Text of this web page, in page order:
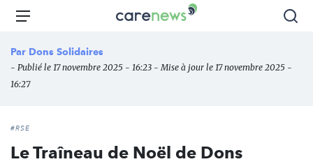
Aller
principal
Carenews,
des
Menu
Par Dons Solidaires
- Publié le 17 novembre 2025 - 16:23 - Mise à jour le 17 novembre 2025 -
16:27
#RSE
Le Traîneau de Noël de Dons